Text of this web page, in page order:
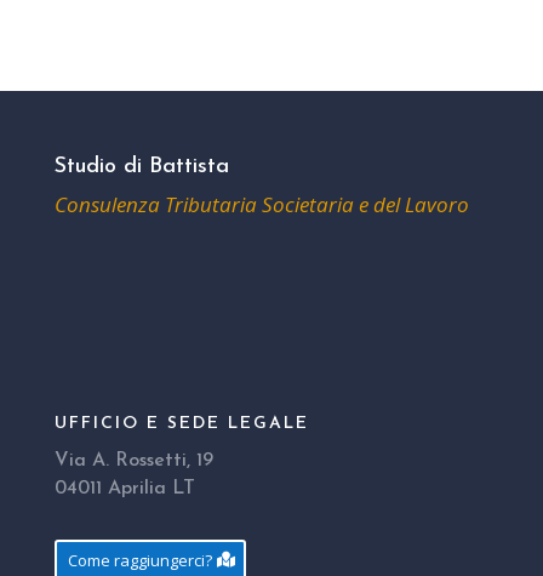
Studio di Battista
Consulenza Tributaria Societaria e del Lavoro
UFFICIO E SEDE LEGALE
Via A. Rossetti, 19
04011 Aprilia LT
Come raggiungerci?